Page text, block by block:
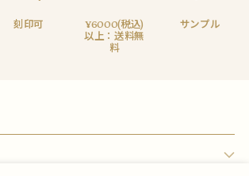
刻印可
¥6000(税込)
以上：送料無
料
サンプル